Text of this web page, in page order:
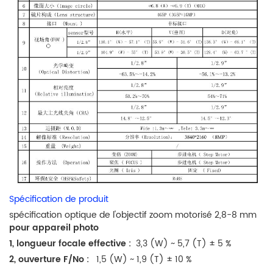
Spécification de produit
spécification optique de l'objectif zoom motorisé 2,8-8 mm
pour appareil photo
1, longueur focale effective : 3,3 (W) ~ 5,7 (T) ± 5 %
2, ouverture F/No : 1,5 (W) ~ 1,9 (T) ± 10 %